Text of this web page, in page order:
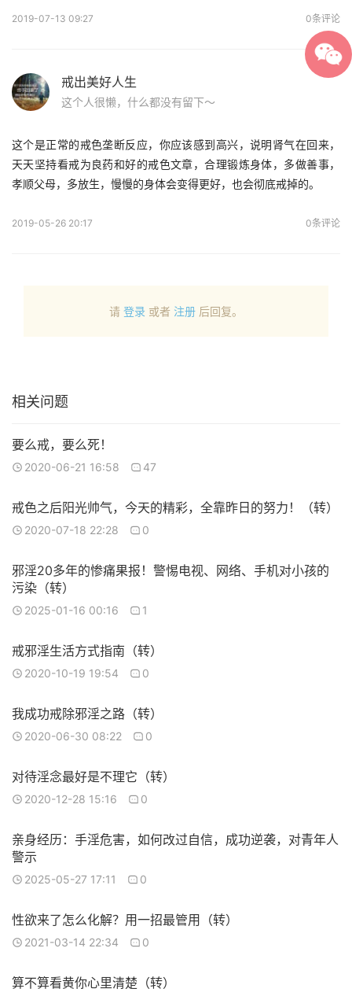
2019-07-13 09:27 0条评论
戒出美好人生
这个人很懒，什么都没有留下～
这个是正常的戒色垄断反应，你应该感到高兴，说明肾气在回来，
天天坚持看戒为良药和好的戒色文章，合理锻炼身体，多做善事，
孝顺父母，多放生，慢慢的身体会变得更好，也会彻底戒掉的。
2019-05-26 20:17 0条评论
请 登录 或者 注册 后回复。
相关问题
要么戒，要么死！
2020-06-21 16:58 47
戒色之后阳光帅气，今天的精彩，全靠昨日的努力！（转）
2020-07-18 22:28 0
邪淫20多年的惨痛果报！警惕电视、网络、手机对小孩的
污染（转）
2025-01-16 00:16 1
戒邪淫生活方式指南（转）
2020-10-19 19:54 0
我成功戒除邪淫之路（转）
2020-06-30 08:22 0
对待淫念最好是不理它（转）
2020-12-28 15:16 0
亲身经历：手淫危害，如何改过自信，成功逆袭，对青年人
警示
2025-05-27 17:11 0
性欲来了怎么化解？用一招最管用（转）
2021-03-14 22:34 0
算不算看黄你心里清楚（转）